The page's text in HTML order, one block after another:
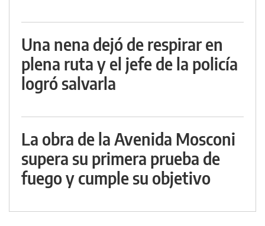
Una nena dejó de respirar en
plena ruta y el jefe de la policía
logró salvarla
La obra de la Avenida Mosconi
supera su primera prueba de
fuego y cumple su objetivo